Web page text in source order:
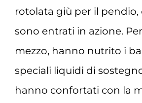
rotolata giù per il pendio,
sono entrati in azione.
mezzo, hanno nutrito i
speciali liquidi di
hanno confortati con la